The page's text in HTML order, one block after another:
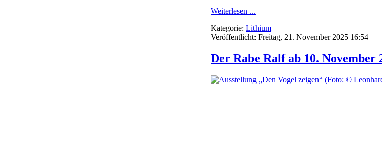
Weiterlesen ...
Kategorie: Lithium
Veröffentlicht: Freitag, 21. November 2025 16:54
Der Rabe Ralf ab 10.